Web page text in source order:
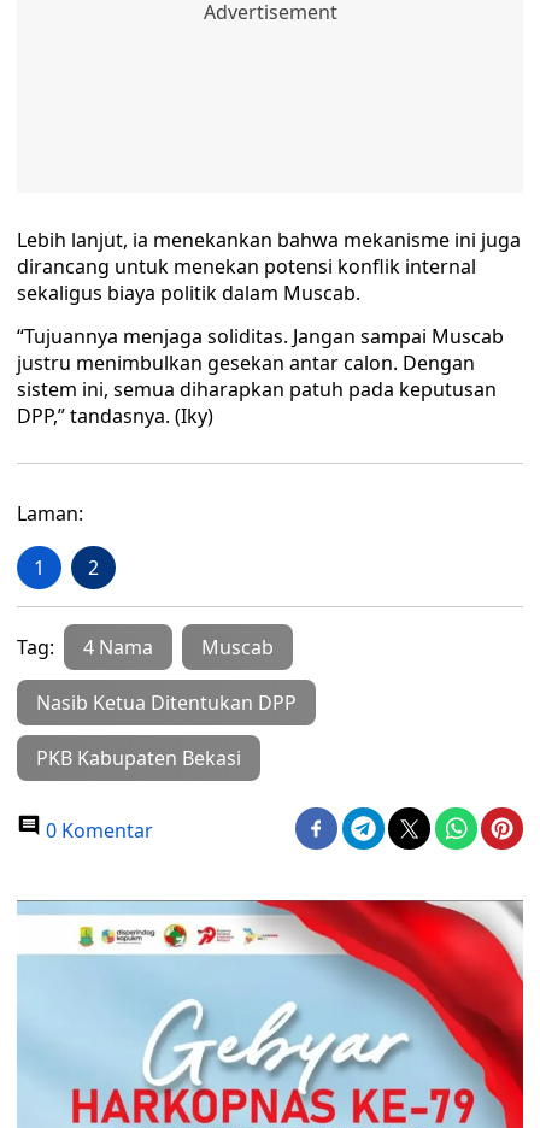
Lebih lanjut, ia menekankan bahwa mekanisme ini juga
dirancang untuk menekan potensi konflik internal
sekaligus biaya politik dalam Muscab.
“Tujuannya menjaga soliditas. Jangan sampai Muscab
justru menimbulkan gesekan antar calon. Dengan
sistem ini, semua diharapkan patuh pada keputusan
DPP,” tandasnya. (Iky)
Laman:
1 2
Tag: 4 Nama Muscab
Nasib Ketua Ditentukan DPP
PKB Kabupaten Bekasi
0 Komentar